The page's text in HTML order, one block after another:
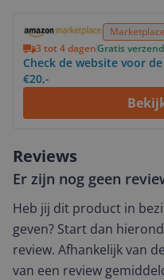
Marketplace
3 tot 4 dagenGratis
Check de website voor
€20,-
Reviews
Er zijn nog geen
Heb jij dit product in
geven? Start dan
review. Afhankelijk van
van een review